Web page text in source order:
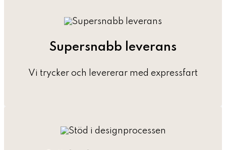
Supersnabb leverans
Vi trycker och levererar med expressfart